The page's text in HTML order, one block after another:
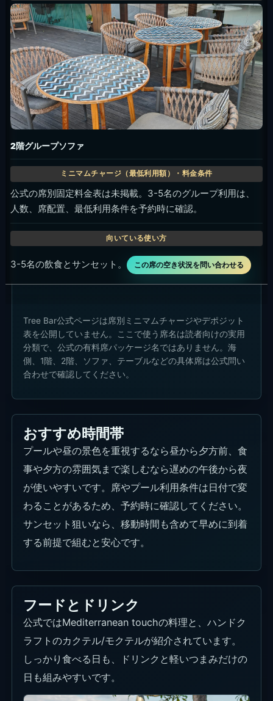
2階グループソファ
公式の席別固定料金表は未掲載。3-5名のグループ利用は、
人数、席配置、最低利用条件を予約時に確認。
3-5名の飲食とサンセット。 この席の空き状況を問い合わせる
Tree Bar公式ページは席別ミニマムチャージやデポジット
表を公開していません。ここで使う席名は読者向けの実用
分類で、公式の有料席パッケージ名ではありません。海
側、1階、2階、ソファ、テーブルなどの具体席は公式問い
合わせで確認してください。
おすすめ時間帯
プールや昼の景色を重視するなら昼から夕方前、食
事や夕方の雰囲気まで楽しむなら遅めの午後から夜
が使いやすいです。席やプール利用条件は日付で変
わることがあるため、予約時に確認してください。
サンセット狙いなら、移動時間も含めて早めに到着
する前提で組むと安心です。
フードとドリンク
公式ではMediterranean touchの料理と、ハンドク
ラフトのカクテル/モクテルが紹介されています。
しっかり食べる日も、ドリンクと軽いつまみだけの
日も組みやすいです。